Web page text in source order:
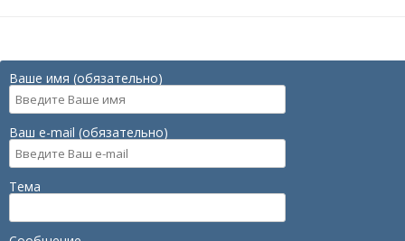
Ваше имя (обязательно)
Ваш e-mail (обязательно)
Тема